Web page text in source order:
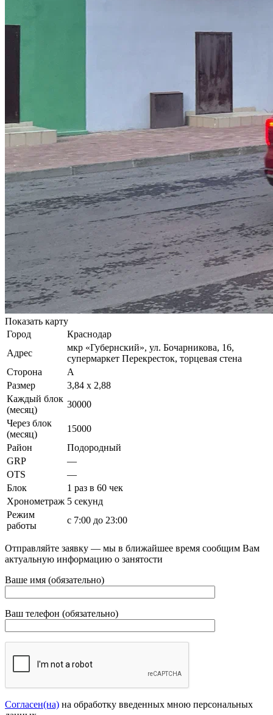
Показать карту
Город
Краснодар
Адрес
мкр «Губернский», ул. Бочарникова, 16,
супермаркет Перекресток, торцевая стена
Сторона
А
Размер
3,84 х 2,88
Каждый блок
(месяц)
30000
Через блок
(месяц)
15000
Район
Подородный
GRP
—
OTS
—
Блок
1 раз в 60 чек
Хронометраж 5 секунд
Режим
работы
с 7:00 до 23:00
Отправляйте заявку — мы в ближайшее время сообщим Вам
актуальную информацию о занятости
Ваше имя (обязательно)
Ваш телефон (обязательно)
Согласен(на) на обработку введенных мною персональных